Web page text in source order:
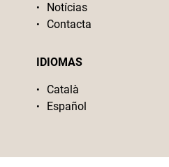
Notícias
Contacta
IDIOMAS
Català
Español